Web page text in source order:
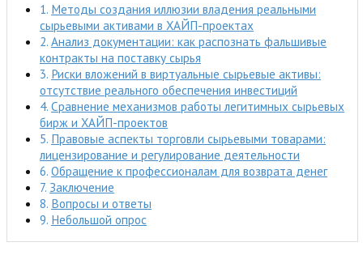
Методы создания иллюзии владения реальными
сырьевыми активами в ХАЙП-проектах
Анализ документации: как распознать фальшивые
контракты на поставку сырья
Риски вложений в виртуальные сырьевые активы:
отсутствие реального обеспечения инвестиций
Сравнение механизмов работы легитимных сырьевых
бирж и ХАЙП-проектов
Правовые аспекты торговли сырьевыми товарами:
лицензирование и регулирование деятельности
Обращение к профессионалам для возврата денег
Заключение
Вопросы и ответы
Небольшой опрос